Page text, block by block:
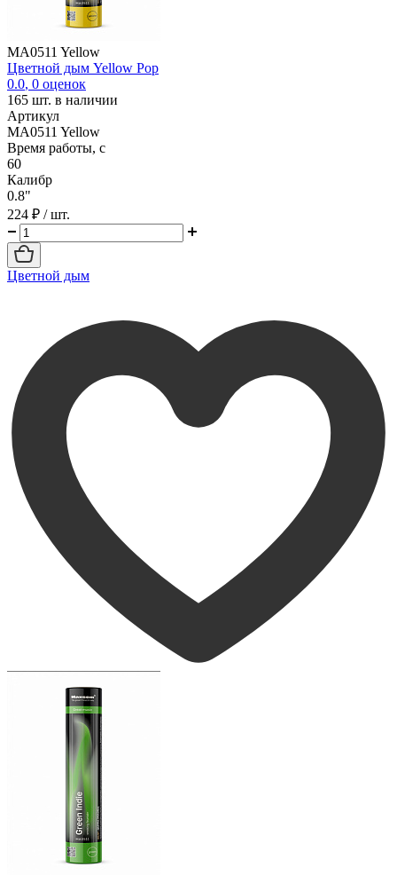
MA0511 Yellow
Цветной дым Yellow Pop
0.0, 0 оценок
165 шт. в наличии
Артикул
MA0511 Yellow
Время работы, с
60
Калибр
0.8"
224 ₽ / шт.
Цветной дым